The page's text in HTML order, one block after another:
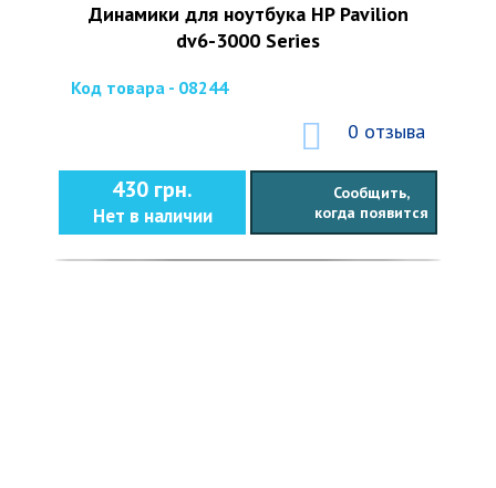
Динамики для ноутбука HP Pavilion
dv6-3000 Series
Код товара - 08244
0 отзыва
430 грн.
Нет в наличии
Сообщить,
когда появится